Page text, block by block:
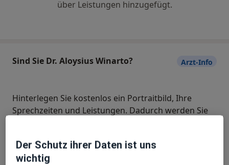
über Leistungen hinzugefügt.
Sind Sie Dr. Aloysius Winarto? Arzt-Info
Hinterlegen Sie kostenlos ein Portraitbild, Ihre
Sprechzeiten und Leistungen. Dadurch werden Sie
Patienten-Feedbacks per E-Mail informieren.
Der Schutz ihrer Daten ist uns
wichtig